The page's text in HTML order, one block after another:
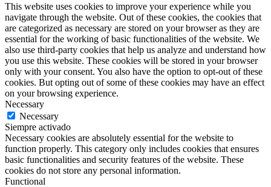
This website uses cookies to improve your experience while you
navigate through the website. Out of these cookies, the cookies that
are categorized as necessary are stored on your browser as they are
essential for the working of basic functionalities of the website. We
also use third-party cookies that help us analyze and understand how
you use this website. These cookies will be stored in your browser
only with your consent. You also have the option to opt-out of these
cookies. But opting out of some of these cookies may have an effect
on your browsing experience.
Necessary
Necessary
Siempre activado
Necessary cookies are absolutely essential for the website to
function properly. This category only includes cookies that ensures
basic functionalities and security features of the website. These
cookies do not store any personal information.
Functional